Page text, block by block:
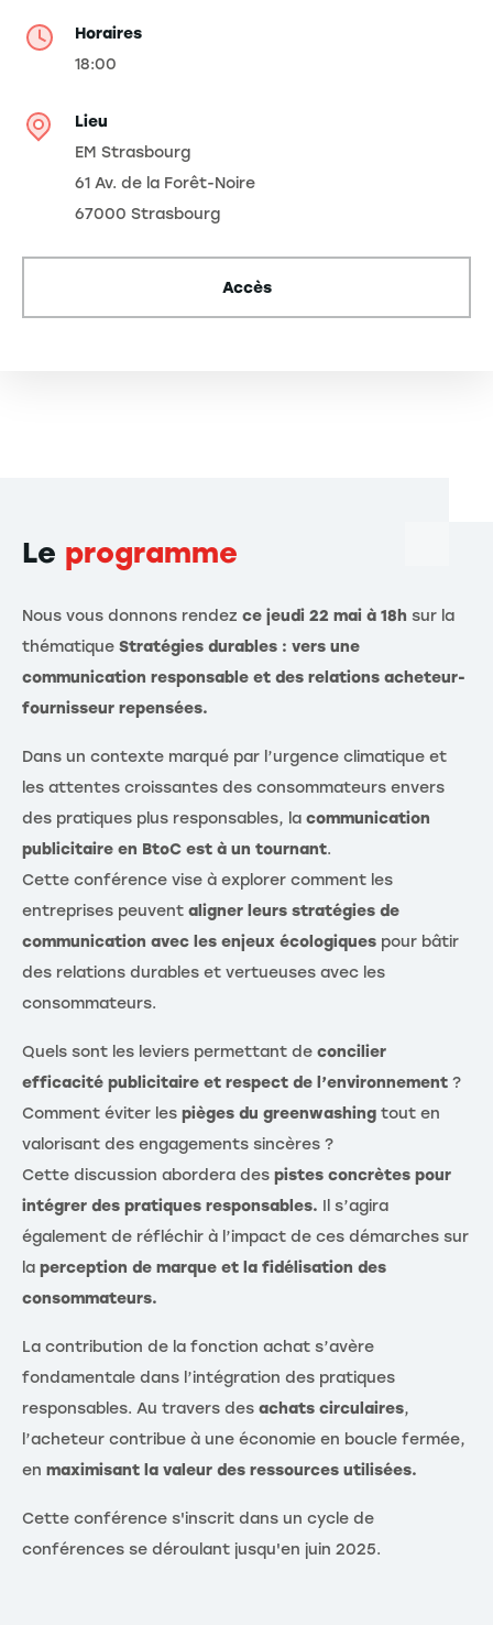
Horaires
18:00
Lieu
EM Strasbourg
61 Av. de la Forêt-Noire
67000 Strasbourg
Accès
Le programme
Nous vous donnons rendez ce jeudi 22 mai à 18h sur la
thématique Stratégies durables : vers une
communication responsable et des relations acheteur-
fournisseur repensées.
Dans un contexte marqué par l’urgence climatique et
les attentes croissantes des consommateurs envers
des pratiques plus responsables, la communication
publicitaire en BtoC est à un tournant.
Cette conférence vise à explorer comment les
entreprises peuvent aligner leurs stratégies de
communication avec les enjeux écologiques pour bâtir
des relations durables et vertueuses avec les
consommateurs.
Quels sont les leviers permettant de concilier
efficacité publicitaire et respect de l’environnement ?
Comment éviter les pièges du greenwashing tout en
valorisant des engagements sincères ?
Cette discussion abordera des pistes concrètes pour
intégrer des pratiques responsables. Il s’agira
également de réfléchir à l’impact de ces démarches sur
la perception de marque et la fidélisation des
consommateurs.
La contribution de la fonction achat s’avère
fondamentale dans l’intégration des pratiques
responsables. Au travers des achats circulaires,
l’acheteur contribue à une économie en boucle fermée,
en maximisant la valeur des ressources utilisées.
Cette conférence s'inscrit dans un cycle de
conférences se déroulant jusqu'en juin 2025.